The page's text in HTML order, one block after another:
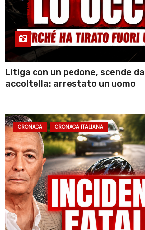
Litiga con un pedone, scende
accoltella: arrestato un uomo
CRONACA CRONACA ITALIANA